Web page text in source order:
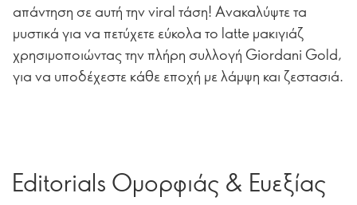
απάντηση σε αυτή την viral τάση! Ανακαλύψτε τα
μυστικά για να πετύχετε εύκολα το latte μακιγιάζ
χρησιμοποιώντας την πλήρη συλλογή Giordani Gold,
για να υποδέχεστε κάθε εποχή με λάμψη και ζεστασιά.
Editorials Ομορφιάς & Ευεξίας